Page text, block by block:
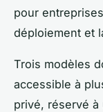
pour
déploiement et
Trois modèles
accessible à
privé, réservé